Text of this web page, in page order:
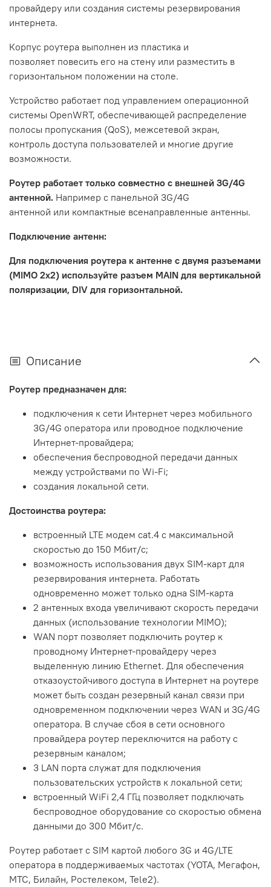
провайдеру или создания системы резервирования
интернета.
Корпус роутера выполнен из пластика и
позволяет повесить его на стену или разместить в
горизонтальном положении на столе.
Устройство работает под управлением операционной
системы OpenWRT, обеспечивающей распределение
полосы пропускания (QoS), межсетевой экран,
контроль доступа пользователей и многие другие
возможности.
Роутер работает только совместно с внешней 3G/4G
антенной. Например с панельной 3G/4G
антенной или компактные всенаправленные антенны.
Подключение антенн:
Для подключения роутера к антенне с двумя разъемами
(MIMO 2x2) используйте разъем MAIN для вертикальной
поляризации, DIV для горизонтальной.
Описание
Роутер предназначен для:
подключения к сети Интернет через мобильного
3G/4G оператора или проводное подключение
Интернет-провайдера;
обеспечения беспроводной передачи данных
между устройствами по Wi-Fi;
создания локальной сети.
Достоинства роутера:
встроенный LTE модем cat.4 с максимальной
скоростью до 150 Мбит/с;
возможность использования двух SIM-карт для
резервирования интернета. Работать
одновременно может только одна SIM-карта
2 антенных входа увеличивают скорость передачи
данных (использование технологии MIMO);
WAN порт позволяет подключить роутер к
проводному Интернет-провайдеру через
выделенную линию Ethernet. Для обеспечения
отказоустойчивого доступа в Интернет на роутере
может быть создан резервный канал связи при
одновременном подключении через WAN и 3G/4G
оператора. В случае сбоя в сети основного
провайдера роутер переключится на работу с
резервным каналом;
3 LAN порта служат для подключения
пользовательских устройств к локальной сети;
встроенный WiFi 2,4 ГГц позволяет подключать
беспроводное оборудование со скоростью обмена
данными до 300 Мбит/c.
Роутер работает с SIM картой любого 3G и 4G/LTE
оператора в поддерживаемых частотах (YOTA, Мегафон,
МТС, Билайн, Ростелеком, Tele2).